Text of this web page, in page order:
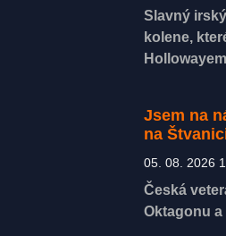
Slavný
kolene,
Jsem na
na
05. 08. 2026
Česká
Oktagonu